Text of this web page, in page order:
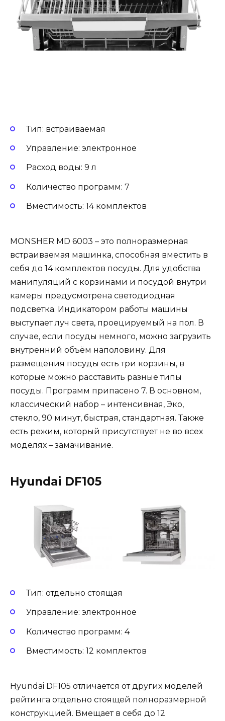
Тип: встраиваемая
Управление: электронное
Расход воды: 9 л
Количество программ: 7
Вместимость: 14 комплектов
MONSHER MD 6003 – это полноразмерная
встраиваемая машинка, способная вместить в
себя до 14 комплектов посуды. Для удобства
манипуляций с корзинами и посудой внутри
камеры предусмотрена светодиодная
подсветка. Индикатором работы машины
выступает луч света, проецируемый на пол. В
случае, если посуды немного, можно загрузить
внутренний объём наполовину. Для
размещения посуды есть три корзины, в
которые можно расставить разные типы
посуды. Программ припасено 7. В основном,
классический набор – интенсивная, Эко,
стекло, 90 минут, быстрая, стандартная. Также
есть режим, который присутствует не во всех
моделях – замачивание.
Hyundai DF105
Тип: отдельно стоящая
Управление: электронное
Количество программ: 4
Вместимость: 12 комплектов
Hyundai DF105 отличается от других моделей
рейтинга отдельно стоящей полноразмерной
конструкцией. Вмещает в себя до 12